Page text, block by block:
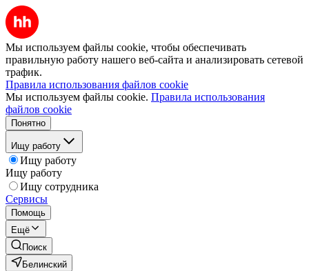
Мы используем файлы cookie, чтобы обеспечивать
правильную работу нашего веб-сайта и анализировать сетевой
трафик.
Правила использования файлов cookie
Мы используем файлы cookie. Правила использования
файлов cookie
Понятно
Ищу работу
Ищу работу
Ищу работу
Ищу сотрудника
Сервисы
Помощь
Ещё
Поиск
Белинский